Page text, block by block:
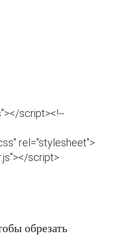
script><!--
rel="stylesheet">
script>
обрезать